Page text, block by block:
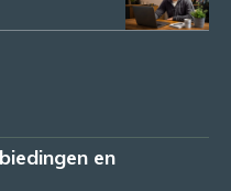
en